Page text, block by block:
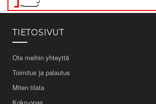
TIETOSIVUT
Ota meihin yhteyttä
Toimitus ja palautus
Miten tilata